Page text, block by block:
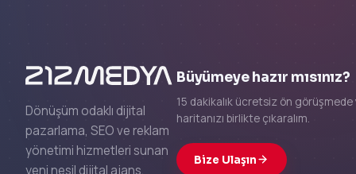
Dönüşüm odaklı dijital
pazarlama, SEO ve reklam
yönetimi hizmetleri sunan
yeni nesil dijital ajans.
Büyümeye hazır mısınız?
15 dakikalık ücretsiz ön görüşmede
haritanızı birlikte çıkaralım.
Bize Ulaşın